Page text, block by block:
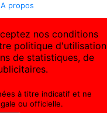
A propos
nos conditions
politique d'utilisation
de statistiques, de
à titre indicatif et ne
ou officielle.